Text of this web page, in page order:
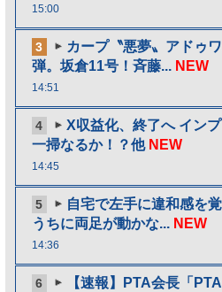
15:00
3
カープ〝悪夢〟アドゥ
弾。坂倉11号！斉藤... NEW
14:51
4
X収益化、終了へ イン
一掃なるか！？他 NEW
14:45
5
自宅で左手に違和感を
うちに両足が動かな... NEW
14:36
6
【速報】PTA会長「